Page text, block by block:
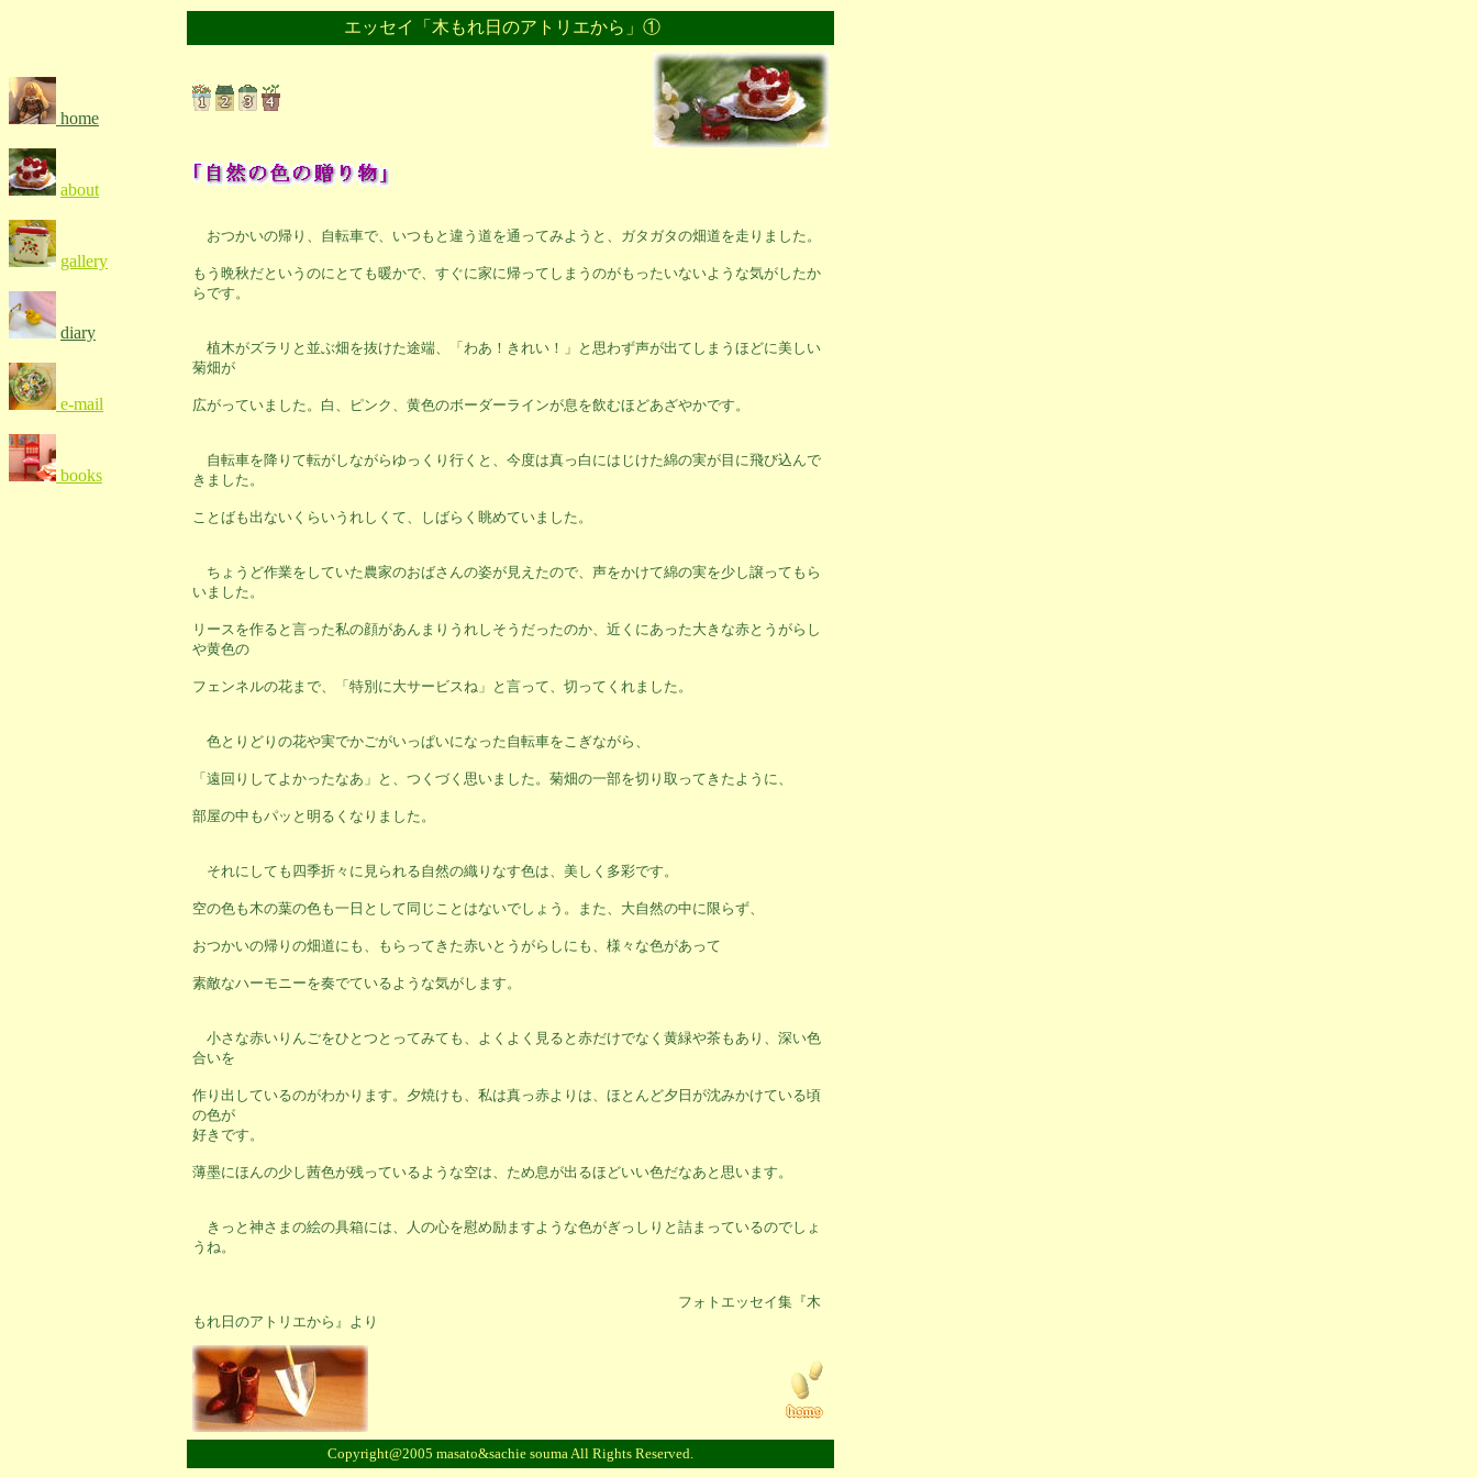
home
about
gallery
diary
e-mail
books
エッセイ「木もれ日のアトリエから」①
おつかいの帰り、自転車で、いつもと違う道を通ってみようと、ガタガタの畑道を走りました。
もう晩秋だというのにとても暖かで、すぐに家に帰ってしまうのがもったいないような気がしたか
らです。
植木がズラリと並ぶ畑を抜けた途端、「わあ！きれい！」と思わず声が出てしまうほどに美しい
菊畑が
広がっていました。白、ピンク、黄色のボーダーラインが息を飲むほどあざやかです。
自転車を降りて転がしながらゆっくり行くと、今度は真っ白にはじけた綿の実が目に飛び込んで
きました。
ことばも出ないくらいうれしくて、しばらく眺めていました。
ちょうど作業をしていた農家のおばさんの姿が見えたので、声をかけて綿の実を少し譲ってもら
いました。
リースを作ると言った私の顔があんまりうれしそうだったのか、近くにあった大きな赤とうがらし
や黄色の
フェンネルの花まで、「特別に大サービスね」と言って、切ってくれました。
色とりどりの花や実でかごがいっぱいになった自転車をこぎながら、
「遠回りしてよかったなあ」と、つくづく思いました。菊畑の一部を切り取ってきたように、
部屋の中もパッと明るくなりました。
それにしても四季折々に見られる自然の織りなす色は、美しく多彩です。
空の色も木の葉の色も一日として同じことはないでしょう。また、大自然の中に限らず、
おつかいの帰りの畑道にも、もらってきた赤いとうがらしにも、様々な色があって
素敵なハーモニーを奏でているような気がします。
小さな赤いりんごをひとつとってみても、よくよく見ると赤だけでなく黄緑や茶もあり、深い色
合いを
作り出しているのがわかります。夕焼けも、私は真っ赤よりは、ほとんど夕日が沈みかけている頃
の色が
好きです。
薄墨にほんの少し茜色が残っているような空は、ため息が出るほどいい色だなあと思います。
きっと神さまの絵の具箱には、人の心を慰め励ますような色がぎっしりと詰まっているのでしょ
うね。
フォトエッセイ集『木
もれ日のアトリエから』より
Copyright@2005 masato&sachie souma All Rights Reserved.